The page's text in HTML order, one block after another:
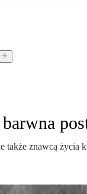
także znawcą